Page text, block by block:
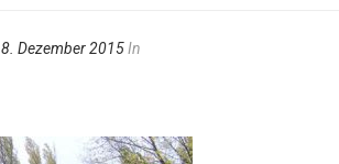
8. Dezember 2015In